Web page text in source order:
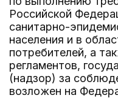
Российской
санитарно-
населения и в
потребителей, а
регламентов,
(надзор) за
возложен на